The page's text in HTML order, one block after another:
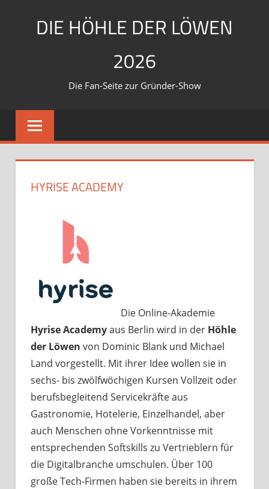
DIE HÖHLE DER LÖWEN
2026
Die Fan-Seite zur Gründer-Show
HYRISE ACADEMY
Die Online-Akademie
Hyrise Academyaus Berlin wird in der Höhle
der Löwen von Dominic Blank und Michael
Land vorgestellt. Mit ihrer Idee wollen sie in
sechs- bis zwölfwöchigen Kursen Vollzeit oder
berufsbegleitend Servicekräfte aus
Gastronomie, Hotelerie, Einzelhandel, aber
auch Menschen ohne Vorkenntnisse mit
entsprechenden Softskills zu Vertrieblern für
die Digitalbranche umschulen. Über 100
große Tech-Firmen haben sie bereits in ihrem